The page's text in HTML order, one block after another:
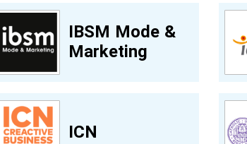
IBSM Mode &
Marketing
ICN